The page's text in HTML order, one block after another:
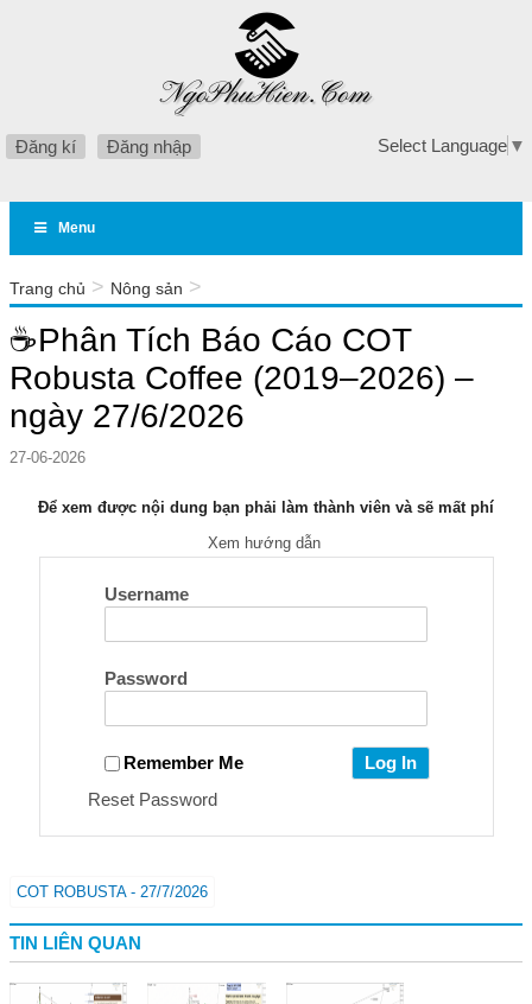
Đăng kí Đăng nhập Select Language ▼
Menu
Trang chủ > Nông sản >
27/6/2026
☕Phân Tích Báo Cáo COT
Robusta Coffee (2019–2026) –
ngày 27/6/2026
27-06-2026
Để xem được nội dung bạn phải làm thành viên và sẽ mất phí
Xem hướng dẫn
Username
Password
Remember Me
Reset Password
COT ROBUSTA - 27/7/2026
TIN LIÊN QUAN